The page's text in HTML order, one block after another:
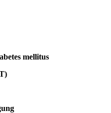
mellitus